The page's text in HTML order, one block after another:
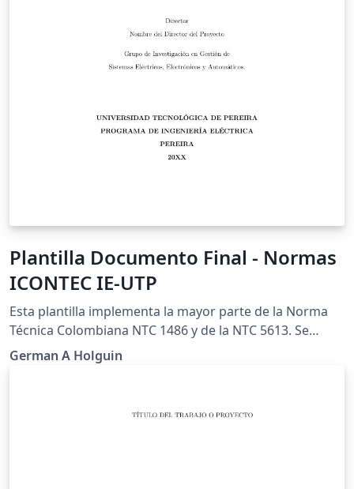
Plantilla Documento Final - Normas
ICONTEC IE-UTP
Esta plantilla implementa la mayor parte de la Norma
Técnica Colombiana NTC 1486 y de la NTC 5613. Se
aparta de la norma en el estilo de la citas, donde se
prefiere utilizar el estilo de IEEE. Esto se puede cambiar
German A Holguin